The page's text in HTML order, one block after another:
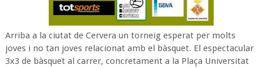
Arriba a la ciutat de Cervera un torneig esperat per molts
joves i no tan joves relacionat amb el bàsquet. El espectacular
3x3 de bàsquet al carrer, concretament a la Plaça Universitat